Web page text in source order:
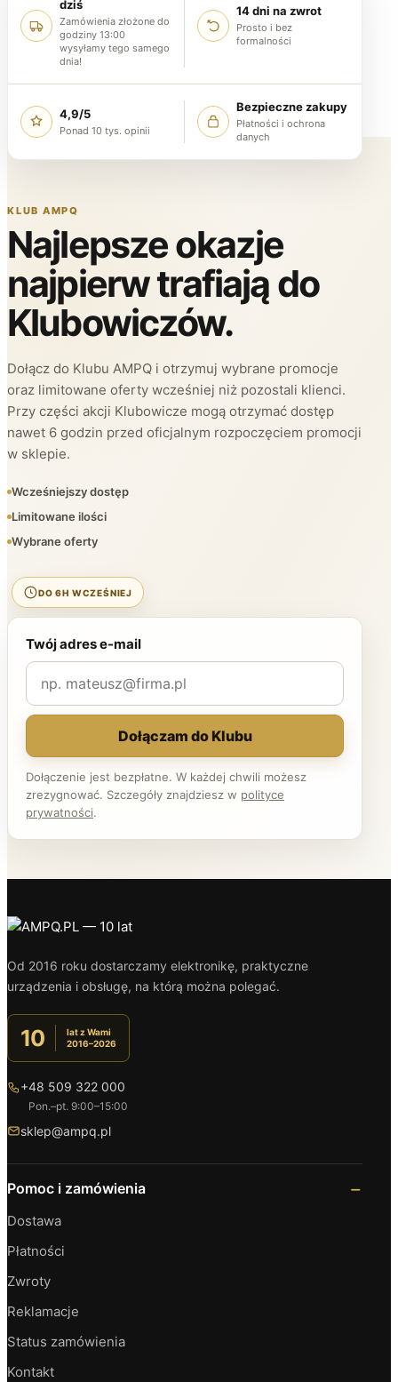
dziś
Zamówienia złożone do
godziny 13:00
wysyłamy tego samego
dnia!
14 dni na zwrot
Prosto i bez
formalności
4,9/5
Ponad 10 tys. opinii
Bezpieczne zakupy
Płatności i ochrona
danych
KLUB AMPQ
Najlepsze okazje
najpierw trafiają do
Klubowiczów.
Dołącz do Klubu AMPQ i otrzymuj wybrane promocje
oraz limitowane oferty wcześniej niż pozostali klienci.
Przy części akcji Klubowicze mogą otrzymać dostęp
nawet 6 godzin przed oficjalnym rozpoczęciem promocji
w sklepie.
Wcześniejszy dostęp
Limitowane ilości
Wybrane oferty
DO 6H WCZEŚNIEJ
Twój adres e-mail
Dołączam do Klubu
Dołączenie jest bezpłatne. W każdej chwili możesz
zrezygnować. Szczegóły znajdziesz w polityce
prywatności.
Od 2016 roku dostarczamy elektronikę, praktyczne
urządzenia i obsługę, na którą można polegać.
10
lat z Wami
2016–2026
+48 509 322 000
Pon.–pt. 9:00–15:00
sklep@ampq.pl
Pomoc i zamówienia
Dostawa
Płatności
Zwroty
Reklamacje
Status zamówienia
Kontakt